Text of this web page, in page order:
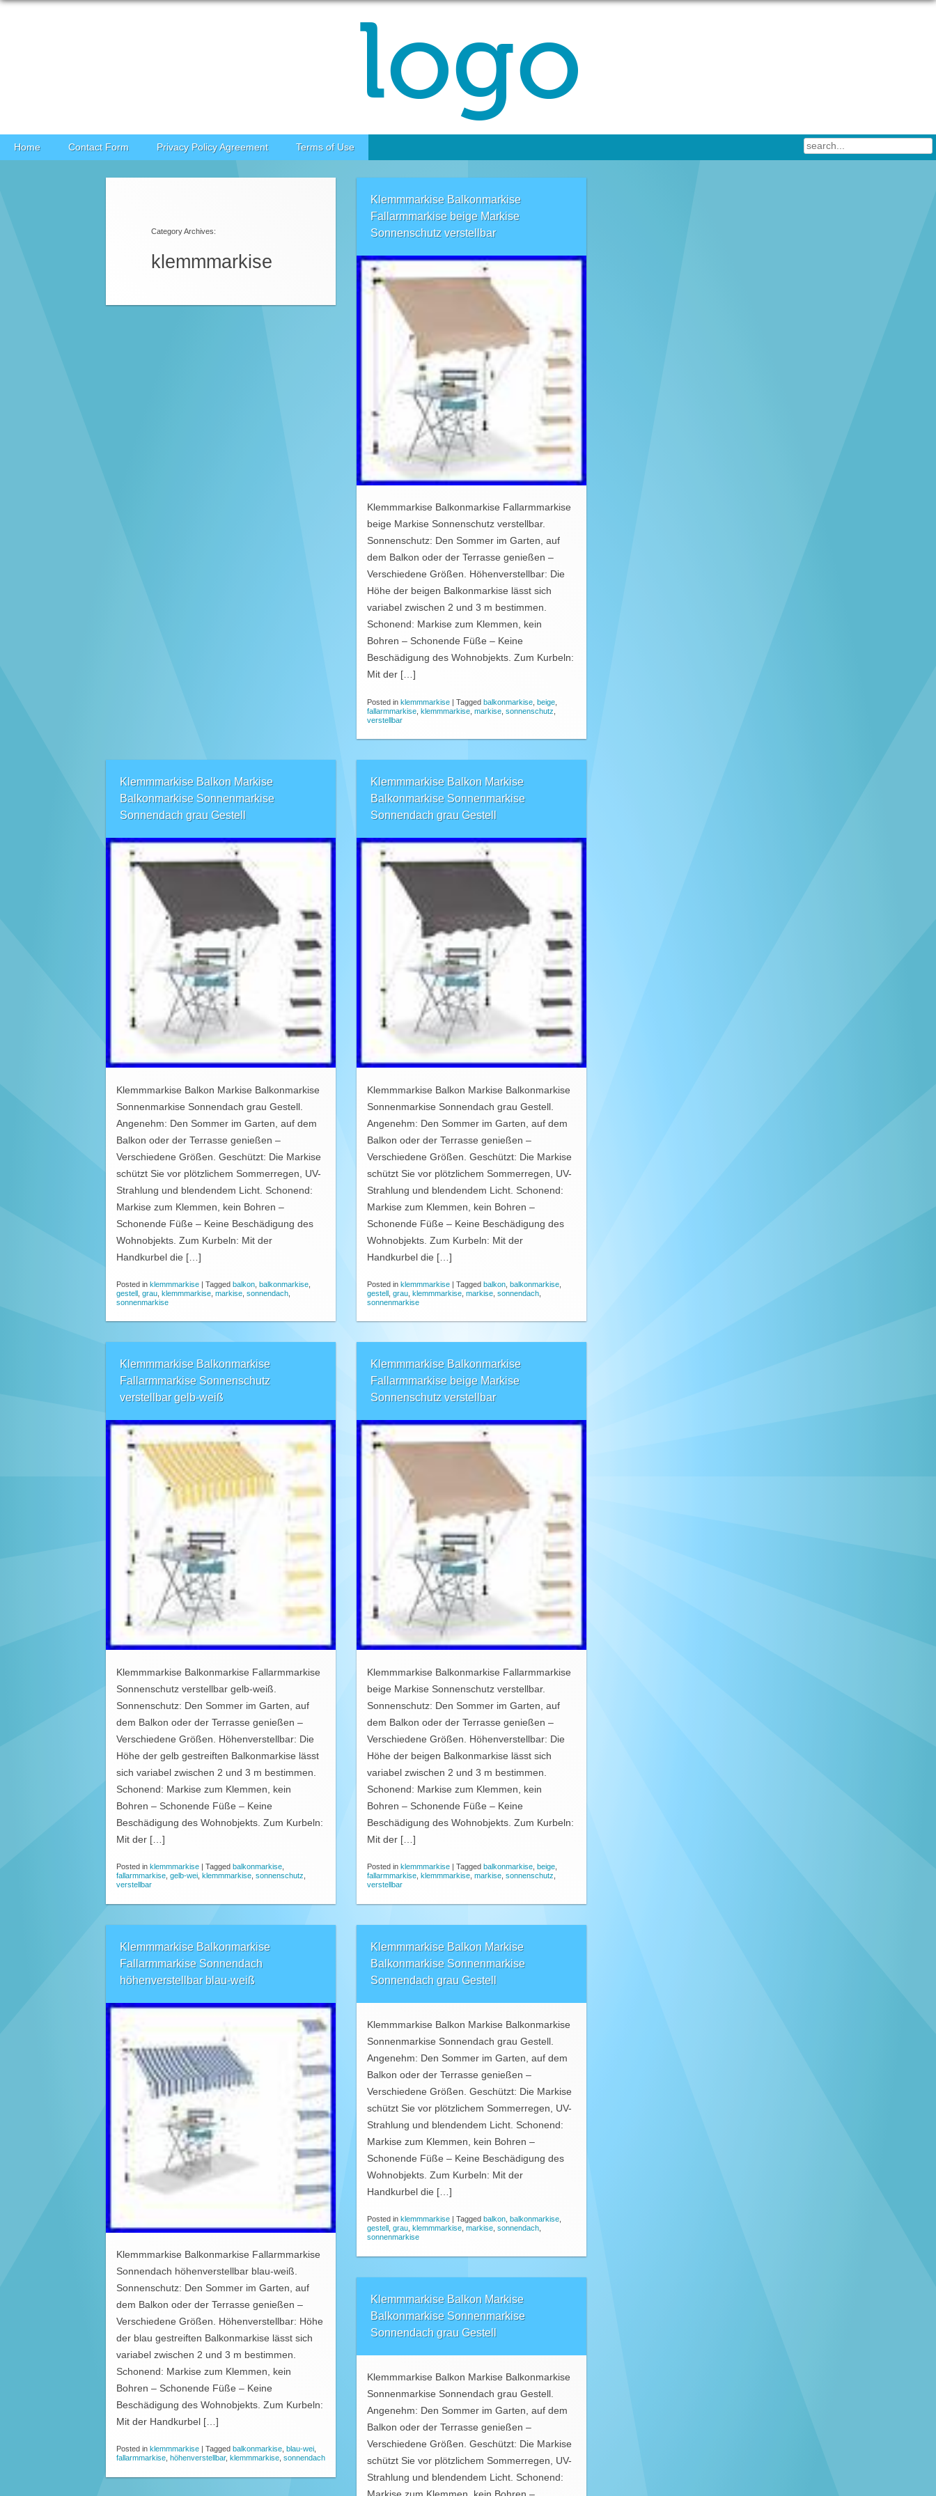
Skip to content
Home Contact Form Privacy Policy Agreement Terms of Use
Category Archives:
klemmmarkise
Klemmmarkise Balkonmarkise
Fallarmmarkise beige Markise
Sonnenschutz verstellbar
Klemmmarkise Balkonmarkise Fallarmmarkise
beige Markise Sonnenschutz verstellbar.
Sonnenschutz: Den Sommer im Garten, auf
dem Balkon oder der Terrasse genießen –
Verschiedene Größen. Höhenverstellbar: Die
Höhe der beigen Balkonmarkise lässt sich
variabel zwischen 2 und 3 m bestimmen.
Schonend: Markise zum Klemmen, kein
Bohren – Schonende Füße – Keine
Beschädigung des Wohnobjekts. Zum Kurbeln:
Mit der […]
Posted in klemmmarkise | Tagged balkonmarkise beige
fallarmmarkise klemmmarkise markise sonnenschutz
verstellbar
Klemmmarkise Balkon Markise
Balkonmarkise Sonnenmarkise
Sonnendach grau Gestell
Klemmmarkise Balkon Markise Balkonmarkise
Sonnenmarkise Sonnendach grau Gestell.
Angenehm: Den Sommer im Garten, auf dem
Balkon oder der Terrasse genießen –
Verschiedene Größen. Geschützt: Die Markise
schützt Sie vor plötzlichem Sommerregen, UV-
Strahlung und blendendem Licht. Schonend:
Markise zum Klemmen, kein Bohren –
Schonende Füße – Keine Beschädigung des
Wohnobjekts. Zum Kurbeln: Mit der
Handkurbel die […]
Posted in klemmmarkise | Tagged balkon balkonmarkise
gestell grau klemmmarkise markise sonnendach
sonnenmarkise
Klemmmarkise Balkon Markise
Balkonmarkise Sonnenmarkise
Sonnendach grau Gestell
Klemmmarkise Balkon Markise Balkonmarkise
Sonnenmarkise Sonnendach grau Gestell.
Angenehm: Den Sommer im Garten, auf dem
Balkon oder der Terrasse genießen –
Verschiedene Größen. Geschützt: Die Markise
schützt Sie vor plötzlichem Sommerregen, UV-
Strahlung und blendendem Licht. Schonend:
Markise zum Klemmen, kein Bohren –
Schonende Füße – Keine Beschädigung des
Wohnobjekts. Zum Kurbeln: Mit der
Handkurbel die […]
Posted in klemmmarkise | Tagged balkon balkonmarkise
gestell grau klemmmarkise markise sonnendach
sonnenmarkise
Klemmmarkise Balkonmarkise
Fallarmmarkise Sonnenschutz
verstellbar gelb-weiß
Klemmmarkise Balkonmarkise Fallarmmarkise
Sonnenschutz verstellbar gelb-weiß.
Sonnenschutz: Den Sommer im Garten, auf
dem Balkon oder der Terrasse genießen –
Verschiedene Größen. Höhenverstellbar: Die
Höhe der gelb gestreiften Balkonmarkise lässt
sich variabel zwischen 2 und 3 m bestimmen.
Schonend: Markise zum Klemmen, kein
Bohren – Schonende Füße – Keine
Beschädigung des Wohnobjekts. Zum Kurbeln:
Mit der […]
Posted in klemmmarkise | Tagged balkonmarkise
fallarmmarkise gelb-wei klemmmarkise sonnenschutz
verstellbar
Klemmmarkise Balkonmarkise
Fallarmmarkise beige Markise
Sonnenschutz verstellbar
Klemmmarkise Balkonmarkise Fallarmmarkise
beige Markise Sonnenschutz verstellbar.
Sonnenschutz: Den Sommer im Garten, auf
dem Balkon oder der Terrasse genießen –
Verschiedene Größen. Höhenverstellbar: Die
Höhe der beigen Balkonmarkise lässt sich
variabel zwischen 2 und 3 m bestimmen.
Schonend: Markise zum Klemmen, kein
Bohren – Schonende Füße – Keine
Beschädigung des Wohnobjekts. Zum Kurbeln:
Mit der […]
Posted in klemmmarkise | Tagged balkonmarkise beige
fallarmmarkise klemmmarkise markise sonnenschutz
verstellbar
Klemmmarkise Balkonmarkise
Fallarmmarkise Sonnendach
höhenverstellbar blau-weiß
Klemmmarkise Balkonmarkise Fallarmmarkise
Sonnendach höhenverstellbar blau-weiß.
Sonnenschutz: Den Sommer im Garten, auf
dem Balkon oder der Terrasse genießen –
Verschiedene Größen. Höhenverstellbar: Höhe
der blau gestreiften Balkonmarkise lässt sich
variabel zwischen 2 und 3 m bestimmen.
Schonend: Markise zum Klemmen, kein
Bohren – Schonende Füße – Keine
Beschädigung des Wohnobjekts. Zum Kurbeln:
Mit der Handkurbel […]
Posted in klemmmarkise Tagged balkonmarkise blau-wei
fallarmmarkise höhenverstellbar, klemmmarkise sonnendach
Klemmmarkise Balkon Markise
Balkonmarkise Sonnenmarkise
Sonnendach grau Gestell
Klemmmarkise Balkon Markise Balkonmarkise
Sonnenmarkise Sonnendach grau Gestell.
Angenehm: Den Sommer im Garten, auf dem
Balkon oder der Terrasse genießen –
Verschiedene Größen. Geschützt: Die Markise
schützt Sie vor plötzlichem Sommerregen, UV-
Strahlung und blendendem Licht. Schonend:
Markise zum Klemmen, kein Bohren –
Schonende Füße – Keine Beschädigung des
Wohnobjekts. Zum Kurbeln: Mit der
Handkurbel die […]
Posted in klemmmarkise Tagged balkon balkonmarkise
gestell
grau klemmmarkise markise sonnendach
sonnenmarkise
Klemmmarkise Balkon Markise
Balkonmarkise Sonnenmarkise
Sonnendach grau Gestell
Klemmmarkise Balkon Markise Balkonmarkise
Sonnenmarkise Sonnendach grau Gestell.
Angenehm: Den Sommer im Garten, auf dem
Balkon oder der Terrasse genießen –
Verschiedene Größen. Geschützt: Die Markise
schützt Sie vor plötzlichem Sommerregen, UV-
Strahlung und blendendem Licht. Schonend: